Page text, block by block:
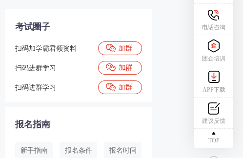
考试圈子
扫码加学霸君领资料
扫码进群学习
扫码进群学习
报名指南
新手指南 报名条件 报名时间
电话咨询
团企培训
APP下载
建议反馈
TOP